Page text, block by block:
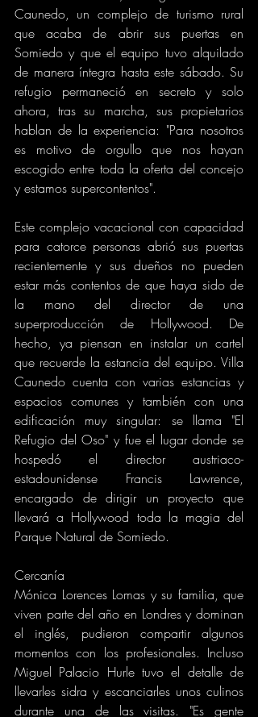
Caunedo, un complejo de turismo rural
que acaba de abrir sus puertas en
Somiedo y que el equipo tuvo alquilado
de manera íntegra hasta este sábado. Su
refugio permaneció en secreto y solo
ahora, tras su marcha, sus propietarios
hablan de la experiencia: "Para nosotros
es motivo de orgullo que nos hayan
escogido entre toda la oferta del concejo
y estamos supercontentos".
Este complejo vacacional con capacidad
para catorce personas abrió sus puertas
recientemente y sus dueños no pueden
estar más contentos de que haya sido de
la mano del director de una
superproducción de Hollywood. De
hecho, ya piensan en instalar un cartel
que recuerde la estancia del equipo. Villa
Caunedo cuenta con varias estancias y
espacios comunes y también con una
edificación muy singular: se llama "El
Refugio del Oso" y fue el lugar donde se
hospedó el director austriaco-
estadounidense Francis Lawrence,
encargado de dirigir un proyecto que
llevará a Hollywood toda la magia del
Parque Natural de Somiedo.
Cercanía
Mónica Lorences Lomas y su familia, que
viven parte del año en Londres y dominan
el inglés, pudieron compartir algunos
momentos con los profesionales. Incluso
Miguel Palacio Hurle tuvo el detalle de
llevarles sidra y escanciarles unos culinos
durante una de las visitas. "Es gente